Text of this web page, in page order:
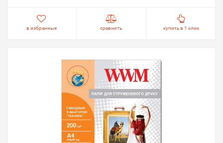
в избранные сравнить купить в 1 клик